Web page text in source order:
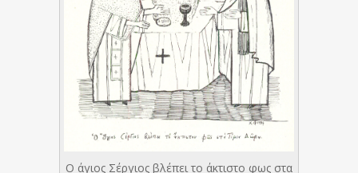
Ο άγιος Σέργιος βλέπει το άκτιστο φως στα